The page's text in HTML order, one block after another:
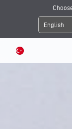
English